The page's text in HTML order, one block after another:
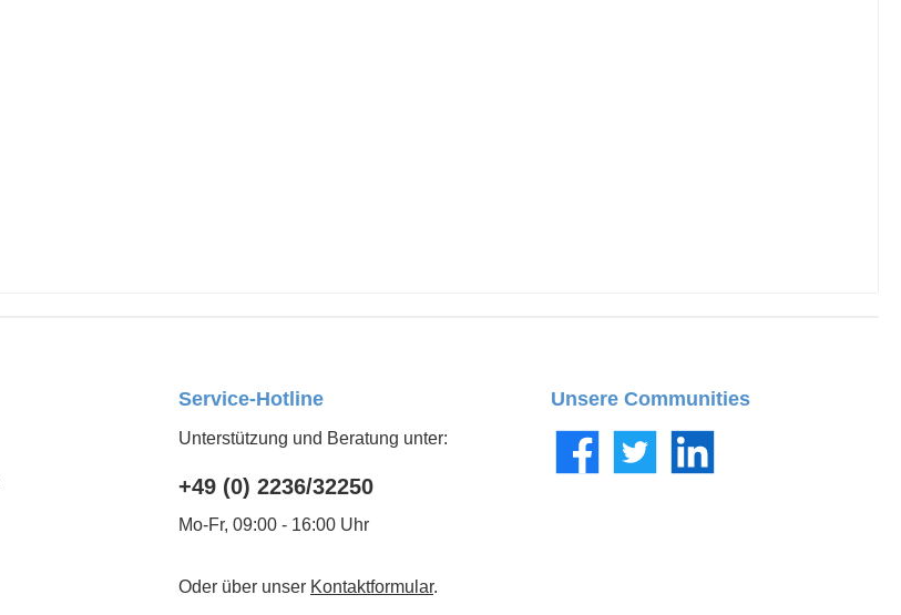
Service-Hotline
Unterstützung und Beratung unter:
+49 (0) 2236/32250
Mo-Fr, 09:00 - 16:00 Uhr
Oder über unser Kontaktformular.
Unsere Communities
FacebookTwitter LinkedIn